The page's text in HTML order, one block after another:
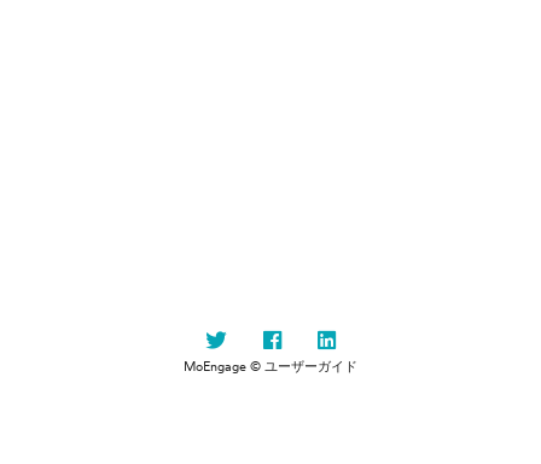
MoEngage © ユーザーガイド